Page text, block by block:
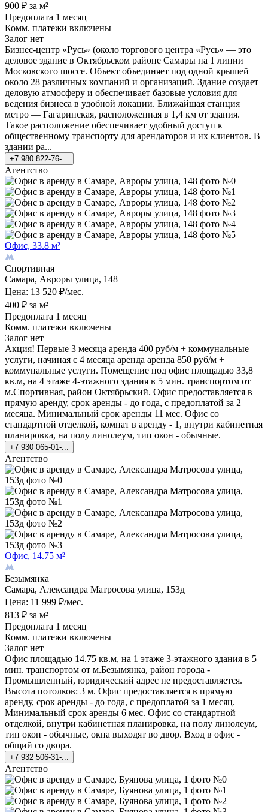
900 ₽ за м²
Предоплата 1 месяц
Комм. платежи включены
Залог нет
Бизнес-центр «Русь» (около торгового центра «Русь» — это
деловое здание в Октябрьском районе Самары на 1 линии
Московского шоссе. Объект объединяет под одной крышей
около 28 различных компаний и организаций. Здание создает
деловую атмосферу и обеспечивает базовые условия для
ведения бизнеса в удобной локации. Ближайшая станция
метро — Гагаринская, расположенная в 1,4 км от здания.
Такое расположение обеспечивает удобный доступ к
общественному транспорту для арендаторов и их клиентов. В
здании ра...
+7 980 822-76-...
Агентство
Офис, 33.8 м²
Спортивная
Самара, Авроры улица, 148
Цена: 13 520 ₽/мес.
400 ₽ за м²
Предоплата 1 месяц
Комм. платежи включены
Залог нет
Акция! Первые 3 месяца аренда 400 руб/м + коммунальные
услуги, начиная с 4 месяца аренда аренда 850 руб/м +
коммунальные услуги. Помещение под офис площадью 33,8
кв.м, на 4 этаже 4-этажного здания в 5 мин. транспортом от
м.Спортивная, район Октябрьский. Офис предоставляется в
прямую аренду, срок аренды - до года, с предоплатой за 2
месяца. Минимальный срок аренды 11 мес. Офис со
стандартной отделкой, комнат в аренду - 1, внутри кабинетная
планировка, на полу линолеум, тип окон - обычные.
+7 930 065-01-...
Агентство
Офис, 14.75 м²
Безымянка
Самара, Александра Матросова улица, 153д
Цена: 11 999 ₽/мес.
813 ₽ за м²
Предоплата 1 месяц
Комм. платежи включены
Залог нет
Офис площадью 14.75 кв.м, на 1 этаже 3-этажного здания в 5
мин. транспортом от м.Безымянка, район города -
Промышленный, юридический адрес не предоставляется.
Высота потолков: 3 м. Офис предоставляется в прямую
аренду, срок аренды - до года, с предоплатой за 1 месяц.
Минимальный срок аренды 6 мес. Офис со стандартной
отделкой, внутри кабинетная планировка, на полу линолеум,
тип окон - обычные, окна выходят во двор. Вход в офис -
общий со двора.
+7 932 506-31-...
Агентство